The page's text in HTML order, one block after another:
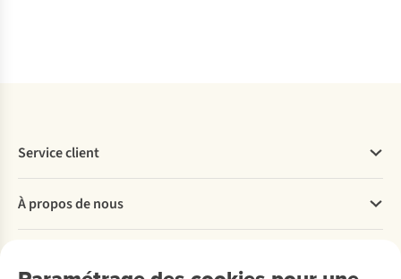
Service client
Commander
Payer
À propos de nous